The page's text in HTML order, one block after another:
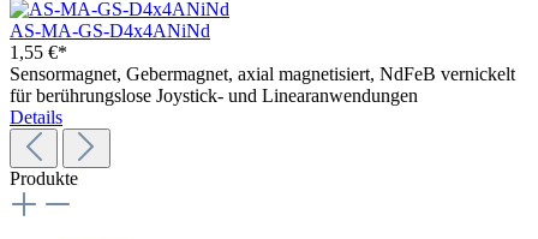
AS-MA-GS-D4x4ANiNd
1,55 €*
Sensormagnet, Gebermagnet, axial magnetisiert, NdFeB vernickelt
für berührungslose Joystick- und Linearanwendungen
Details
Produkte